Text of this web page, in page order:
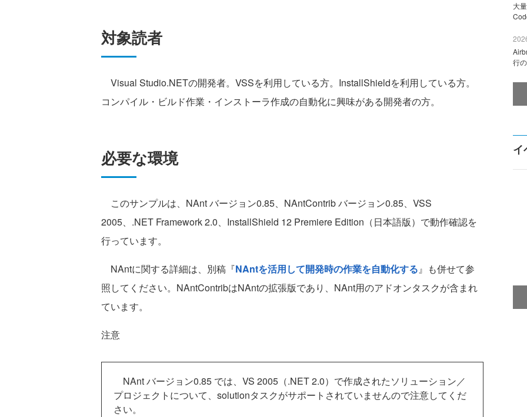
対象読者
Visual Studio.NETの開発者。VSSを利用している方。InstallShieldを利用している方。
コンパイル・ビルド作業・インストーラ作成の自動化に興味がある開発者の方。
必要な環境
このサンプルは、NAnt バージョン0.85、NAntContrib バージョン0.85、VSS
2005、.NET Framework 2.0、InstallShield 12 Premiere Edition（日本語版）で動作確認を
行っています。
NAntに関する詳細は、別稿『NAntを活用して開発時の作業を自動化する』も併せて参
照してください。NAntContribはNAntの拡張版であり、NAnt用のアドオンタスクが含まれ
ています。
注意
NAnt バージョン0.85 では、VS 2005（.NET 2.0）で作成されたソリューション／
プロジェクトについて、solutionタスクがサポートされていませんので注意してくだ
さい。
大
行
イ